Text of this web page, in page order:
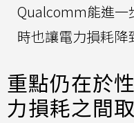
Qualcomm能進一
時也讓電力損耗降
重點仍在於
力損耗之間